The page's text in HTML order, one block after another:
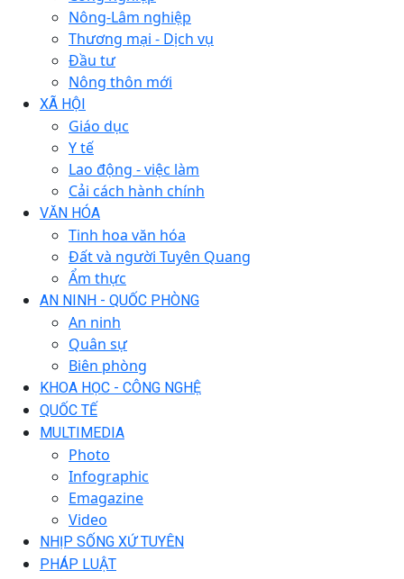
Nông-Lâm nghiệp
Thương mại - Dịch vụ
Đầu tư
Nông thôn mới
XÃ HỘI
Giáo dục
Y tế
Lao động - việc làm
Cải cách hành chính
VĂN HÓA
Tinh hoa văn hóa
Đất và người Tuyên Quang
Ẩm thực
AN NINH - QUỐC PHÒNG
An ninh
Quân sự
Biên phòng
KHOA HỌC - CÔNG NGHỆ
QUỐC TẾ
MULTIMEDIA
Photo
Infographic
Emagazine
Video
NHỊP SỐNG XỨ TUYÊN
PHÁP LUẬT